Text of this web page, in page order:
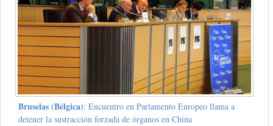
Bruselas (Bélgica): Encuentro en Parlamento Europeo llama a
detener la sustracción forzada de órganos en China